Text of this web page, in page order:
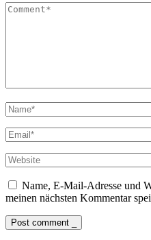
Name, E-Mail-Adresse und
meinen nächsten Kommentar
Post comment _